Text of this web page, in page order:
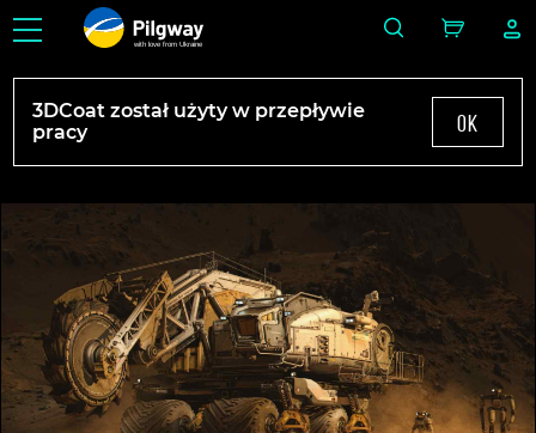
with love from Ukraine
3DCoat został użyty w przepływie
pracy
ok